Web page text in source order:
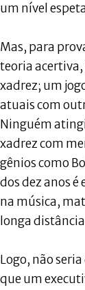
um nível
Mas, para
teoria acertiva,
xadrez; um
atuais com
Ninguém
xadrez com
gênios como
dos dez anos
na música,
longa
Logo, não
que um